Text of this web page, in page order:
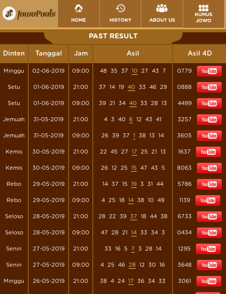
HOME HISTORY ABOUT US
RUMUS
JOWO
PAST RESULT
Dinten Tanggal Jam Asil Asil 4D
Minggu 02-06-2019 09:00 48 35 37 10 27 43 7 0779
Setu 01-06-2019 21:00 37 14 19 40 33 46 29 0888
Setu 01-06-2019 09:00 39 21 34 40 33 28 13 4499
Jemuah 31-05-2019 21:00 4 3 40 6 12 43 41 3257
Jemuah 31-05-2019 09:00 26 39 37 1 38 13 14 3605
Kemis 30-05-2019 21:00 22 45 27 17 25 21 13 1637
Kemis 30-05-2019 09:00 26 12 25 15 47 43 5 8063
Rebo 29-05-2019 21:00 14 37 15 19 3 31 44 5786
Rebo 29-05-2019 09:00 4 25 18 14 38 10 49 1139
Seloso 28-05-2019 21:00 28 22 39 37 18 44 38 6733
Seloso 28-05-2019 09:00 47 28 21 14 33 34 3 0434
Senin 27-05-2019 21:00 33 16 5 7 3 28 14 1295
Senin 27-05-2019 09:00 4 25 46 28 12 30 16 3648
Minggu 26-05-2019 21:00 38 4 24 17 36 34 33 3061